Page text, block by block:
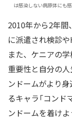
は感染しない病原体にも
2010年から2年間
に派遣され検診
また、ケニアの
重要性と自分の
ンドームがより
るキャラ「コンド
ンドームを着けよ